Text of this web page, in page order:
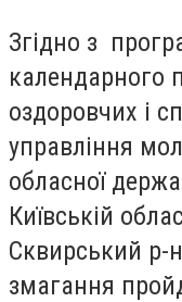
Згідно з
календарного
оздоровчих і
управління
обласної
Київській
Сквирський р-
змагання